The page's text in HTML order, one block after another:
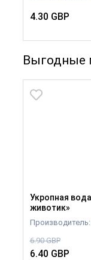
4.30 GBP
Выгодные
Укропная
животик»
Производитель:
6.90 GBP
6.40 GBP